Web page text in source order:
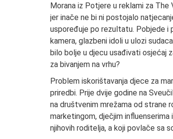
Morana iz Potjere u reklami za The
jer inače ne bi ni postojalo
uspoređuje po rezultatu. Pobjede i
kamera, glazbeni idoli u ulozi
bilo bolje u djecu usađivati osjećaj
za bivanjem na vrhu?
Problem iskorištavanja djece za
priredbi. Prije dvije godine na
na društvenim mrežama od strane
marketingom, dječjim
njihovih roditelja, a koji povlače sa